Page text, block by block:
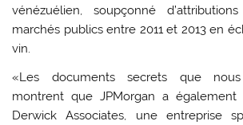
vénézuélien, soupçonné
marchés publics entre 2011 et 2013 en
vin.
«Les documents secrets que
montrent que JPMorgan a
Derwick Associates, une entreprise